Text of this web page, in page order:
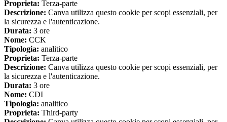
Proprieta: Terza-parte
Descrizione: Canva utilizza questo cookie per scopi essenziali, per
la sicurezza e l'autenticazione.
Durata: 3 ore
Nome: CCK
Tipologia: analitico
Proprieta: Terza-parte
Descrizione: Canva utilizza questo cookie per scopi essenziali, per
la sicurezza e l'autenticazione.
Durata: 3 ore
Nome: CDI
Tipologia: analitico
Proprieta: Third-party